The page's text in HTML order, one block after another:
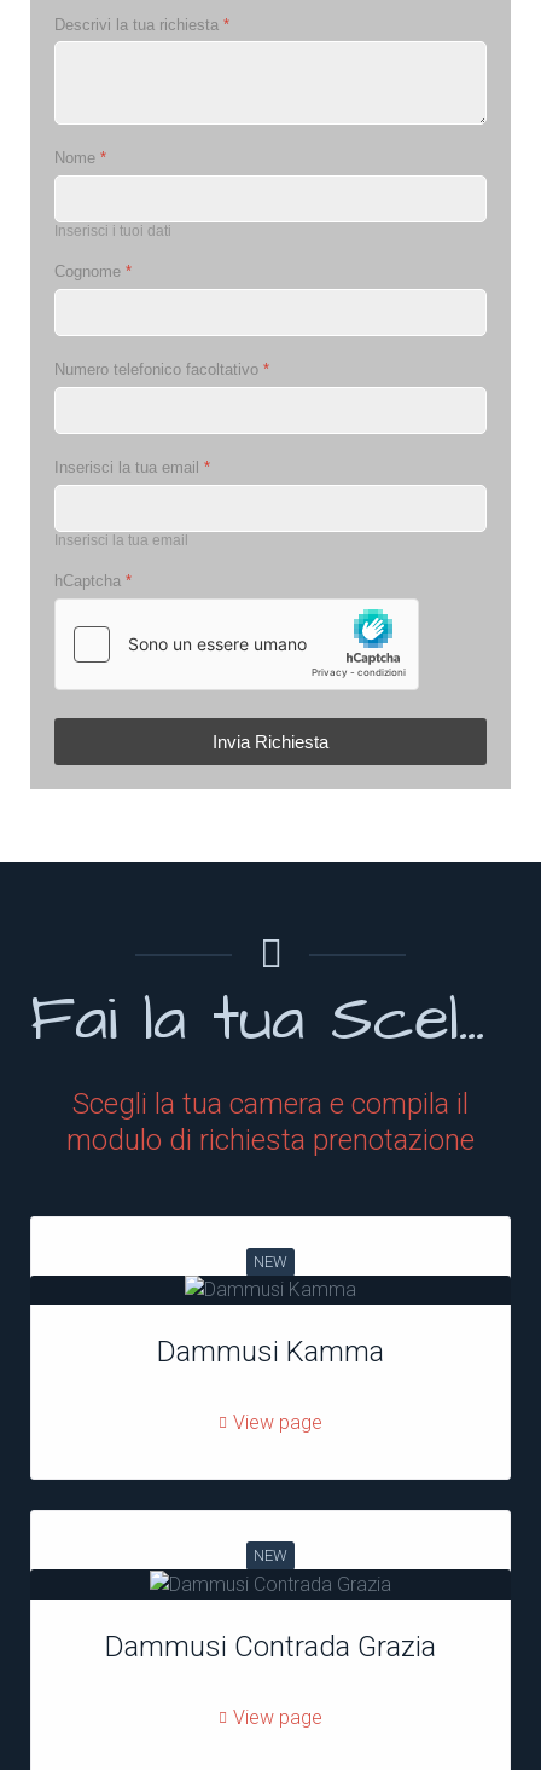
Descrivi la tua richiesta *
Nome *
Inserisci i tuoi dati
Cognome *
Numero telefonico facoltativo *
Inserisci la tua email *
Inserisci la tua email
hCaptcha *
Invia Richiesta
Fai la tua Scelta
Scegli la tua camera e compila il
modulo di richiesta prenotazione
NEW
Dammusi Kamma
View page
NEW
Dammusi Contrada Grazia
View page